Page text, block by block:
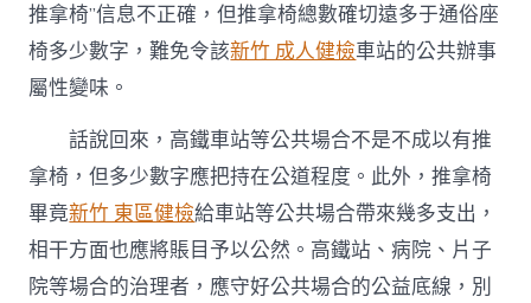
推拿椅”信息不正確，但推拿椅總數確切遠多于通俗座
椅多少數字，難免令該新竹 成人健檢車站的公共辦事
屬性變味。
話說回來，高鐵車站等公共場合不是不成以有推
拿椅，但多少數字應把持在公道程度。此外，推拿椅
畢竟新竹 東區健檢給車站等公共場合帶來幾多支出，
相干方面也應將賬目予以公然。高鐵站、病院、片子
院等場合的治理者，應守好公共場合的公益底線，別